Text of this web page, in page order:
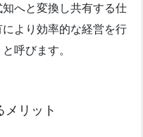
へと変換し共有する仕
より効率的な経営を行
呼びます。
メリット